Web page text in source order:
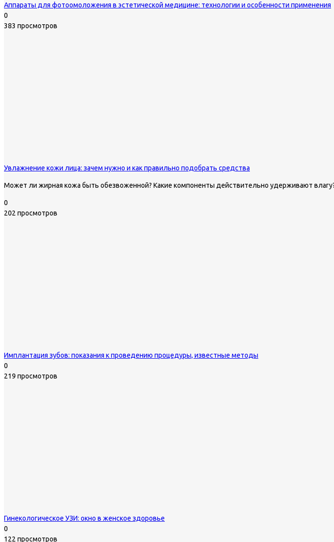
Аппараты для фотоомоложения в эстетической медицине: технологии и особенности применения
0
383 просмотров
Увлажнение кожи лица: зачем нужно и как правильно подобрать средства
Может ли жирная кожа быть обезвоженной? Какие компоненты действительно удерживают
0
202 просмотров
Имплантация зубов: показания к проведению процедуры, известные методы
0
219 просмотров
Гинекологическое УЗИ: окно в женское здоровье
0
122 просмотров